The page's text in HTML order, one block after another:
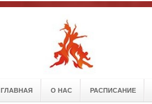
ГЛАВНАЯ О НАС РАСПИСАНИЕ